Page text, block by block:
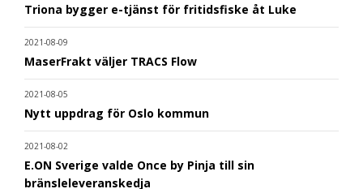
Triona bygger e-tjänst för fritidsfiske åt Luke
2021-08-09
MaserFrakt väljer TRACS Flow
2021-08-05
Nytt uppdrag för Oslo kommun
2021-08-02
E.ON Sverige valde Once by Pinja till sin
bränsleleveranskedja